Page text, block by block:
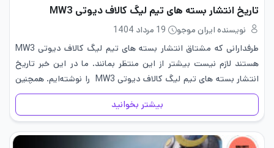
تاریخ انتشار بسته های تیم لیگ کالاف دیوتی MW3
نویسنده ایران موجو
19 مرداد 1404
طرفدارانی که مشتاق انتشار بسته های تیم لیگ کالاف دیوتی MW3
هستند لازم نیست بیشتر از این منتظر بمانند. ما در این خبر تاریخ
انتشار بسته های تیم لیگ کالاف دیوتی MW3 را نوشته‌ایم. همچنین
شاید علاقمند به آشنایی با…
بیشتر بخوانید